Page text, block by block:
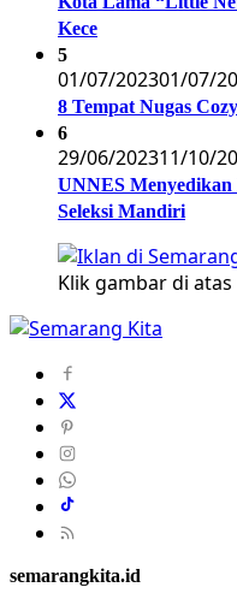
Kece
5
01/07/202301/07/
8 Tempat Nugas
6
29/06/202311/10/
UNNES
Seleksi Mandiri
Klik gambar di
semarangkita.id